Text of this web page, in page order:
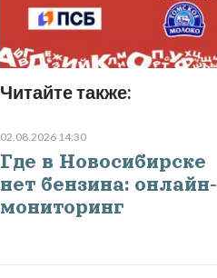
Читайте также:
02.08.2026 14:30
Где в Новосибирске
нет бензина: онлайн-
мониторинг